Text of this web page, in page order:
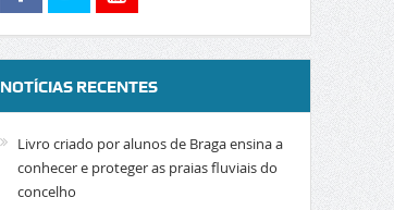
NOTÍCIAS RECENTES
Livro criado por alunos de Braga ensina a
conhecer e proteger as praias fluviais do
concelho